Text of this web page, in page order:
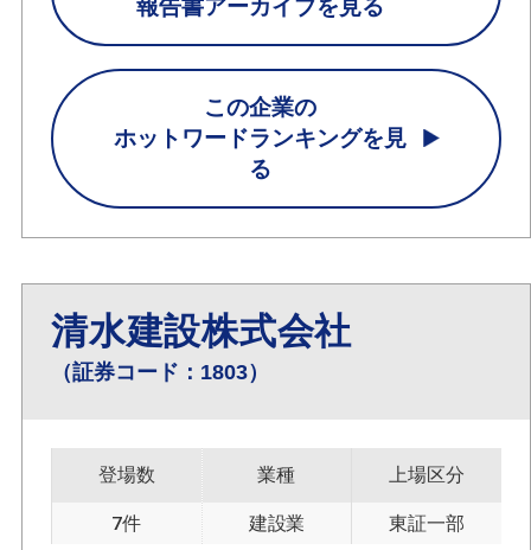
報告書アーカイブを見る
この企業の
ホットワードランキングを見
る
清水建設株式会社
（証券コード：1803）
登場数
7件
業種
建設業
上場区分
東証一部